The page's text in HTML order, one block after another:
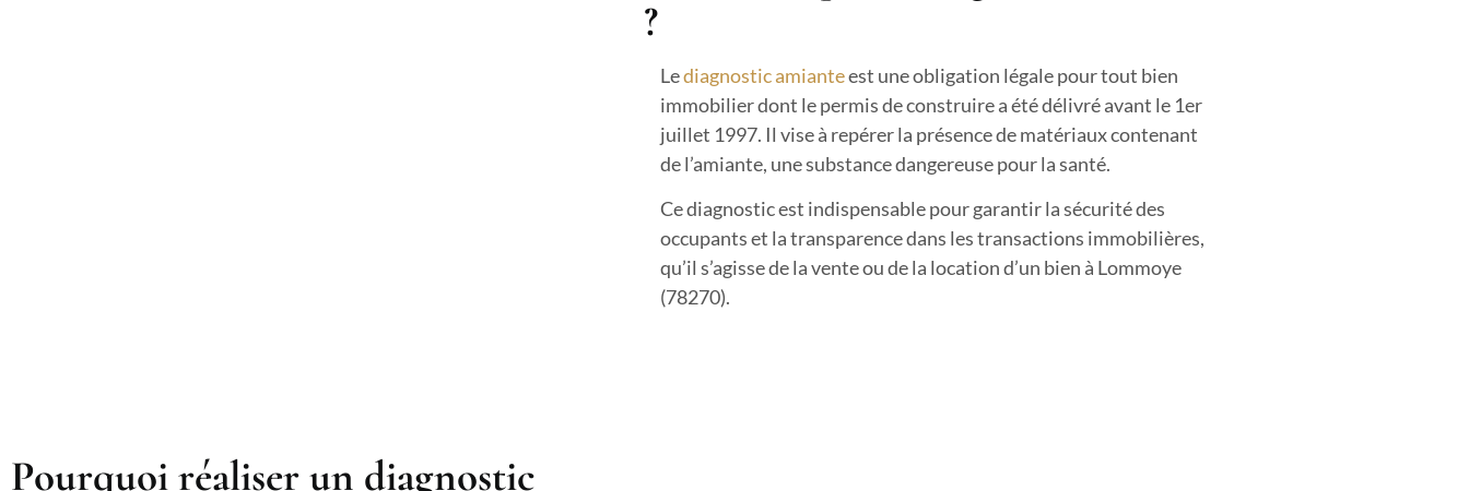
?
Lediagnostic amianteest une obligation légale pour tout bien
immobilier dont le permis de construire a été délivré avant le 1er
juillet 1997. Il vise à repérer la présence de matériaux contenant
de l’amiante, une substance dangereuse pour la santé.
Ce diagnostic est indispensable pour garantir la sécurité des
occupants et la transparence dans les transactions immobilières,
qu’il s’agisse de la vente ou de la location d’un bien à Lommoye
(78270).
Pourquoi réaliser un diagnostic